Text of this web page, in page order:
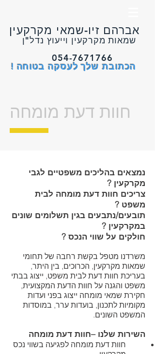
054-7671766
הכתובת שלך לעסקה בטוחה !
נמצאים בהליכים משפטיים לגבי
מקרקעין ?
צריכים חוות דעת מומחה לבית
משפט ?
תובעים/נתבעים בגין תשלומים שונים
במקרקעין ?
חולקים על שווי הנכס ?
משרדנו מטפל בקשת רחבה של תחומי
שמאות מקרקעין, הכרוכים, בין היתר,
בעריכת חוות דעת לבית משפט, ייצוג בבתי
משפט והגנה על חוות הדעת המקצועית,
חקירת שמאי מומחה ייצוג בפני ועדות
מקומיות לתכנון, בועדות ערר, במוסדות
המשפט השונים.
השירות שלנו –חוות דעת מומחה
חוות דעת מומחה לפגיעה בשווי נכס
חוות דעת מומחה